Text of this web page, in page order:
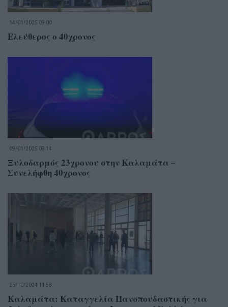
14/01/2025 09:00
Ελεύθερος ο 40χρονος
09/01/2025 08:14
Ξυλοδαρμός 23χρονου στην Καλαμάτα –
Συνελήφθη 40χρονος
25/10/2024 11:58
Καλαμάτα: Καταγγελία Πανσπουδαστικής για